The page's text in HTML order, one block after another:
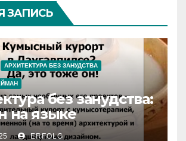
ЗАПИСЬ
АРХИТЕКТУРА БЕЗ ЗАНУДСТВА
без занудства:
на языке
ERFOLG